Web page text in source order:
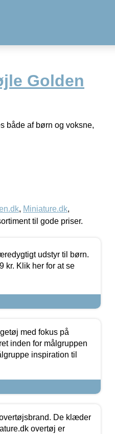
Golden
både af børn og voksne,
, Miniature.dk,
til gode priser.
udstyr til børn.
kr. Klik her for at se
med fokus på
inden for målgruppen
inspiration til
De klæder
overtøj er